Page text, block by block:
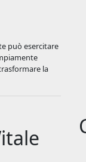
può esercitare
la